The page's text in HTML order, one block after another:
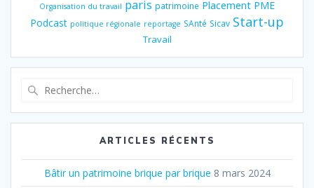
Organisation du travail paris patrimoine Placement PME
Podcast politique régionale reportage SAnté Sicav Start-up
Travail
:
ARTICLES RÉCENTS
Bâtir un patrimoine brique par brique 8 mars 2024